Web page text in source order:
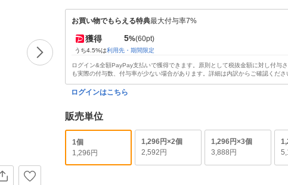
お買い物でもらえる特典最大付与率7%
獲得 5%(60pt)
うち4.5%は利用先・期間限定
ログイン&全額PayPay支払いで獲得できます。原則として税抜金額に対し付与
も実際の付与数、付与率が少ない場合があります。詳細は内訳からご確認くださ
ログインはこちら
販売単位
1個
1,296円
1,296円×2個
2,592円
1,296円×3個
3,888円